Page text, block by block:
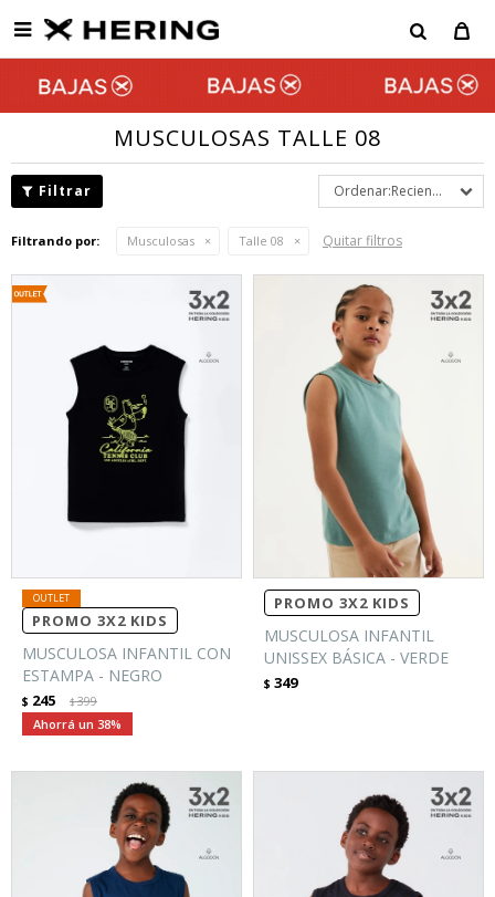

MUSCULOSAS TALLE 08
Recientes
Filtrando por: Musculosas Talle 08 Quitar filtros
PROMO 3X2 KIDS
MUSCULOSA INFANTIL CON
ESTAMPA - NEGRO
$ 245 $399
38
PROMO 3X2 KIDS
MUSCULOSA INFANTIL
UNISSEX BÁSICA - VERDE
$ 349